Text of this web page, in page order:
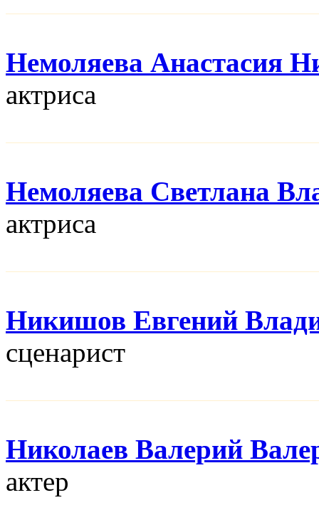
Немоляева Анастасия
актриса
Немоляева Светлана
актриса
Никишов Евгений
сценарист
Николаев Валерий
актер